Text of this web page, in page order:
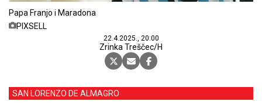
Papa Franjo i Maradona
PIXSELL
22.4.2025., 20:00
Zrinka Treščec/H
SAN LORENZO DE ALMAGRO